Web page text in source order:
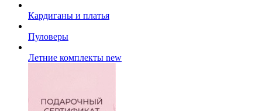
Кардиганы и платья
Пуловеры
Летние комплекты new